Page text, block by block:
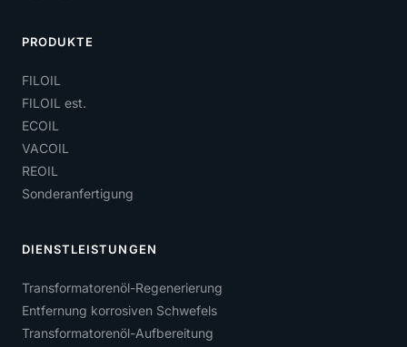
PRODUKTE
FILOIL
FILOIL est.
ECOIL
VACOIL
REOIL
Sonderanfertigung
DIENSTLEISTUNGEN
Transformatorenöl-Regenerierung
Entfernung korrosiven Schwefels
Transformatorenöl-Aufbereitung